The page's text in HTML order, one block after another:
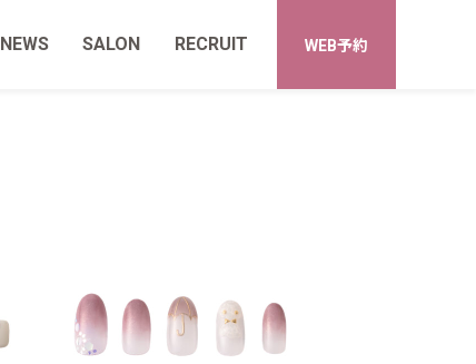
NEWS SALON RECRUIT WEB予約